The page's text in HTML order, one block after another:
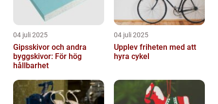
04 juli 2025
Gipsskivor och andra
byggskivor: För hög
hållbarhet
04 juli 2025
Upplev friheten med att
hyra cykel